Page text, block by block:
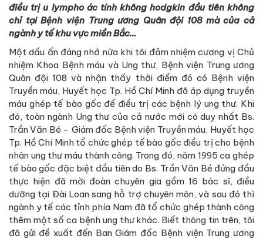
điều trị u lympho ác tính không hodgkin đầu tiên không
chỉ tại Bệnh viện Trung ương Quân đội 108 mà của cả
ngành y tế khu vực miền Bắc…
Một dấu ấn đáng nhớ nữa khi tôi đảm nhiệm cương vị Chủ
nhiệm Khoa Bệnh máu và Ung thư, Bệnh viện Trung ương
Quân đội 108 và nhận thấy thời điểm đó có Bệnh viện
Truyền máu, Huyết học Tp. Hồ Chí Minh đã áp dụng truyền
máu ghép tế bào gốc để điều trị các bệnh lý ung thư. Khi
đó, toàn ngành Ung thư của cả nước mới có duy nhất Bs.
Trần Văn Bé – Giám đốc Bệnh viện Truyền máu, Huyết học
Tp. Hồ Chí Minh tổ chức ghép tế bào gốc điều trị cho bệnh
nhân ung thư máu thành công. Trong đó, năm 1995 ca ghép
tế bào gốc đặc biệt đầu tiên do Bs. Trần Văn Bé đứng đầu
thực hiện đã mời đoàn chuyên gia gồm 16 bác sĩ, điều
dưỡng tại Đài Loan sang hỗ trợ chuyên môn, và sau đó thì
ngành y tế các tỉnh phía Nam đã tổ chức ghép thành công
thêm một số ca bệnh ung thư khác. Biết thông tin trên, tôi
đã gửi đề xuất đến Ban Giám đốc Bệnh viện Trung ương